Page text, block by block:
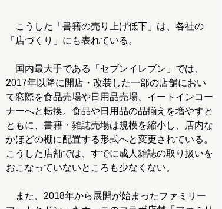
こうした「書籍の売り上げ低下」は、各社の
「店づくり」にも表れている。
国内最大手である「セブンイレブン」では、
2017年以降に開店・改装した一部の店舗におい
て窓際を食品売場や日用品売場、イートインコー
ナーへと転換。食品や日用品の品揃えを増やすと
ともに、書籍・雑誌売場は規模を縮小し、店内な
かほどの棚に配置する形式へと変更されている。
こうした店舗では、すでに成人雑誌の取り扱いを
おこなっていないところも少なくない。
また、2018年から展開が始まったファミリー